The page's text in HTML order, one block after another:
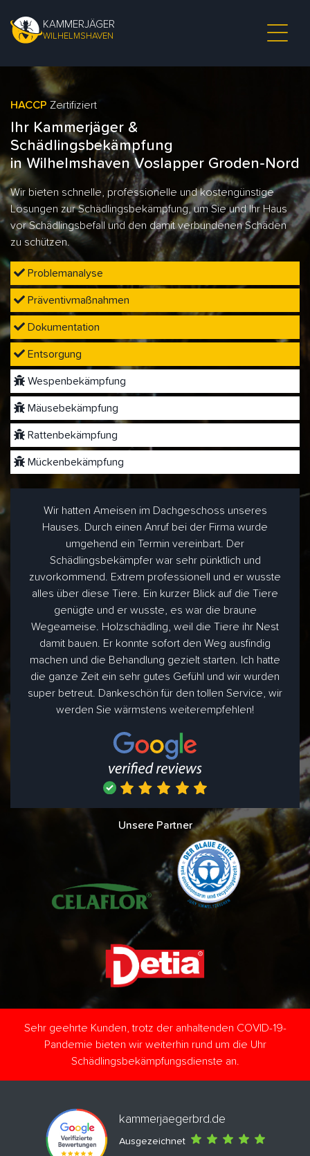
KAMMERJÄGER
WILHELMSHAVEN
HACCP Zertifiziert
Ihr Kammerjäger &
Schädlingsbekämpfung
in Wilhelmshaven Voslapper Groden-Nord
Wir bieten schnelle, professionelle und kostengünstige
Lösungen zur Schädlingsbekämpfung, um Sie und Ihr Haus
vor Schädlingsbefall und den damit verbundenen Schäden
zu schützen.
Problemanalyse
Präventivmaßnahmen
Dokumentation
Entsorgung
Wespenbekämpfung
Mäusebekämpfung
Rattenbekämpfung
Mückenbekämpfung
Wir hatten Ameisen im Dachgeschoss unseres
Hauses. Durch einen Anruf bei der Firma wurde
umgehend ein Termin vereinbart. Der
Schädlingsbekämpfer war sehr pünktlich und
zuvorkommend. Extrem professionell und er wusste
alles über diese Tiere. Ein kurzer Blick auf die Tiere
genügte und er wusste, es war die braune
Wegeameise. Holzschädling, weil die Tiere ihr Nest
damit bauen. Er konnte sofort den Weg ausfindig
machen und die Behandlung gezielt starten. Ich hatte
die ganze Zeit ein sehr gutes Gefühl und wir wurden
super betreut. Dankeschön für den tollen Service, wir
werden Sie wärmstens weiterempfehlen!
Unsere Partner
Sehr geehrte Kunden, trotz der anhaltenden COVID-19-
Pandemie bieten wir weiterhin rund um die Uhr
Schädlingsbekämpfungsdienste an.
kammerjaegerbrd.de
Ausgezeichnet